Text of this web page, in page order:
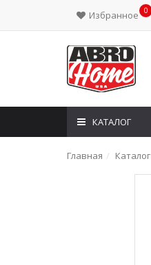
Избранное 0
КАТАЛОГ
Главная Каталог